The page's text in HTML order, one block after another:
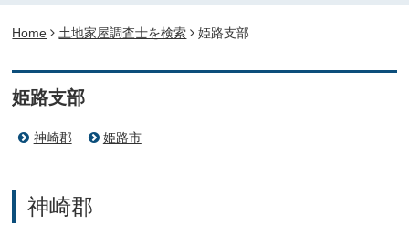
Home 土地家屋調査士を検索 姫路支部
姫路支部
神崎郡 姫路市
神崎郡